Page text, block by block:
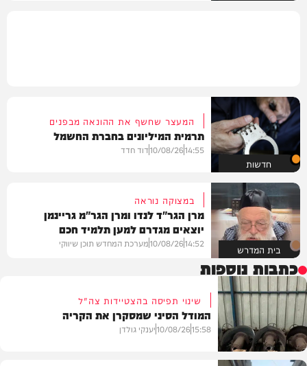
חדשות
המעצר שחשף את ההונאה מבפנים
תרמית המיליונים בחברת החשמל
14:55
10/08/26דוד חדד
בית המדרש
במצוקה נוראה
מרן הגר"ד לנדו ומרן הגר"מ גריינמן
יוצאים מגדרם למען תלמיד חכם
14:52
10/08/26מערכת המחדש תוכן שיווקי
כתבות נוספות
שינוי תפיסה בהצטיידות צה"ל
המודל הסיני שמסקרן את הקריה
15:58
10/08/26יענקי גולדן